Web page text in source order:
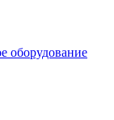
оборудование